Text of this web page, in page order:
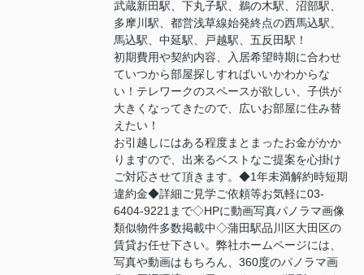
武蔵新田駅、下丸子駅、鵜の木駅、沼部駅、
多摩川駅、都営浅草線始発終点の西馬込駅、
馬込駅、中延駅、戸越駅、五反田駅！
初期費用や契約内容、入居希望時期に合わせ
ていつから部屋探しすればいいかわからな
い！テレワークのスペースが欲しい、子供が
大きくなってきたので、広いお部屋に住み替
えたい！
お引越しにはある程度まとまったお金がかか
りますので、出来るベストなご提案を心掛け
ご対応させて頂きます。◆1年未満解約時短期
違約金◆詳細ご見学ご依頼等お気軽に03-
6404-9221まで◇HPに動画写真パノラマ画像
類似物件多数掲載中◇蒲田駅品川区大田区の
賃貸お任せ下さい。弊社ホームページには、
写真や動画はもちろん、360度のパノラマ画